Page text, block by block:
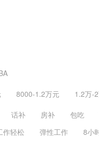
8000-1.2万元 1.2万-
话补 房补 包吃
作轻松 弹性工作 8小